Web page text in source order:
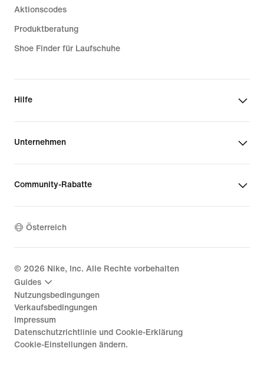
Aktionscodes
Produktberatung
Shoe Finder für Laufschuhe
Hilfe
Unternehmen
Community-Rabatte
Österreich
© 2026 Nike, Inc. Alle Rechte vorbehalten
Guides
Nutzungsbedingungen
Verkaufsbedingungen
Impressum
Datenschutzrichtlinie und Cookie-Erklärung
Cookie-Einstellungen ändern.